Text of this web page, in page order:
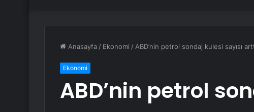
Anasayfa / Ekonomi / ABD’nin petrol sondaj kulesi sayısı
Ekonomi
ABD’nin petrol